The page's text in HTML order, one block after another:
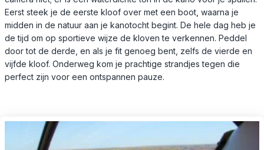
Eerst steek je de eerste kloof over met een boot, waarna je
midden in de natuur aan je kanotocht begint. De hele dag heb je
de tijd om op sportieve wijze de kloven te verkennen. Peddel
door tot de derde, en als je fit genoeg bent, zelfs de vierde en
vijfde kloof. Onderweg kom je prachtige strandjes tegen die
perfect zijn voor een ontspannen pauze.